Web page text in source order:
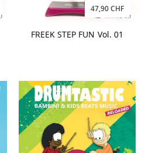
47,90 CHF
FREEK STEP FUN Vol. 01